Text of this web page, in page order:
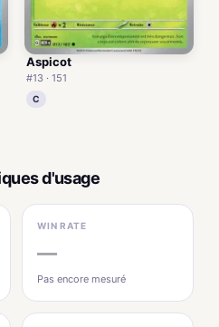
Aspicot
#13 · 151
C
d'usage
WIN RATE
—
Pas encore mesuré